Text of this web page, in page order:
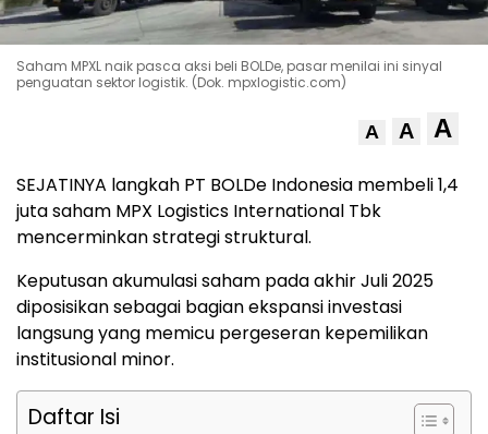
Saham MPXL naik pasca aksi beli BOLDe, pasar menilai ini sinyal
penguatan sektor logistik. (Dok. mpxlogistic.com)
A A A
SEJATINYA langkah PT BOLDe Indonesia membeli 1,4
juta saham MPX Logistics International Tbk
mencerminkan strategi struktural.
Keputusan akumulasi saham pada akhir Juli 2025
diposisikan sebagai bagian ekspansi investasi
langsung yang memicu pergeseran kepemilikan
institusional minor.
Daftar Isi